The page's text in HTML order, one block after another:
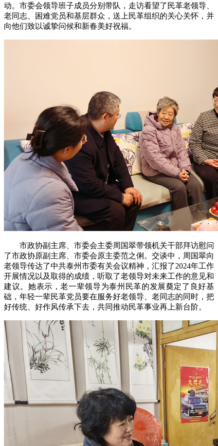
动。市委会领导班子成员分别带队，走访看望了民革老领导、
老同志、困难党员和基层群众，送上民革组织的关心关怀，并
向他们致以诚挚问候和新春美好祝福。
市政协副主席、市委会主委周国翠带领机关干部拜访慰问
了市政协原副主席、市委会原主委范之俐。交谈中，周国翠向
老领导传达了中共泰州市委有关会议精神，汇报了2024年工作
开展情况以及取得的成绩，听取了老领导对未来工作的意见和
建议。她表示，老一辈领导为泰州民革的发展奠定了良好基
础，年轻一辈民革党员要在服务好老领导、老同志的同时，把
好传统、好作风传承下去，共同推动民革事业再上新台阶。